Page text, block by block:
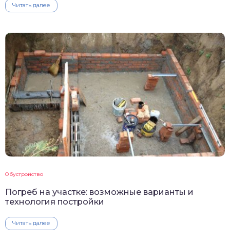
Читать далее
Обустройство
Погреб на участке: возможные варианты и
технология постройки
Читать далее